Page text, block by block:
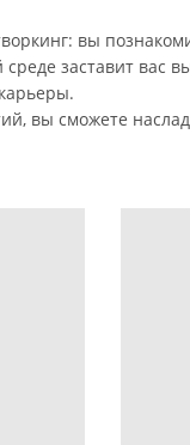
вы
заставит вас
вы сможете